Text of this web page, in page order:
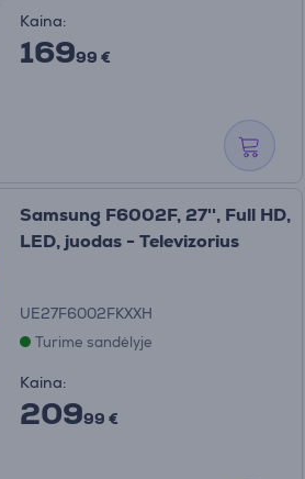
Kaina:
16999 €
Samsung F6002F, 27'', Full HD,
LED, juodas - Televizorius
UE27F6002FKXXH
Turime sandėlyje
Kaina:
20999 €